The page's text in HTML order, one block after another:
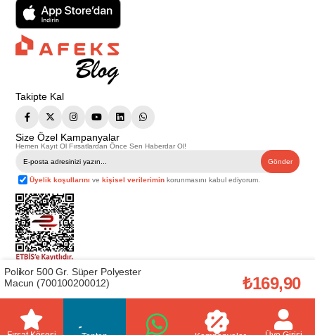
Takipte Kal
Size Özel Kampanyalar
Hemen Kayıt Ol Fırsatlardan Önce Sen Haberdar Ol!
Gönder
Üyelik koşullarını vekişisel verilerimin korunmasını kabul ediyorum.
Telif Hakkı © 2026Afeks Yapı Market
. Tüm hakları saklıdır.
Bu web sitesindeki tüm ürünler ticari amaçlıdır. Web sitemizde yer alan
görsel ve yazılı içerikler firmamıza ait olup, firmamızın yazılı izni alınmadan
başka yerlerde kullanılamaz. İçeriklerin izin alınmadan kopyalanması ve
kullanılması 5846 sayılı Fikir ve Sanat Eserleri Yasasına göre suçtur.
Polikor 500 Gr. Süper Polyester
Macun (700100200012)
₺169,90